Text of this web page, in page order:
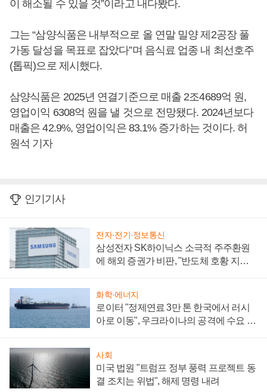
이 해소될 수 있을 것”이라고 내다봤다.
그는 “삼양식품은 내부적으로 올 연말 밀양 제2공장 풀
가동 달성을 목표로 잡았다”며 음식료 업종 내 최선호주
(톱픽)으로 제시했다.
삼양식품은 2025년 연결기준으로 매출 2조4689억 원,
영업이익 6308억 원을 낼 것으로 전망됐다. 2024년보다
매출은 42.9%, 영업이익은 83.1% 증가하는 것이다. 허
원석 기자
인기기사
전자·전기·정보통신
삼성전자 SK하이닉스 소극적 주주환원
에 해외 증권가 비판, "반도체 호황 지속
화학·에너지
로이터 "정제연료 3만 톤 한국에서 러시
아로 이동", 우크라이나의 공격에 수요 늘
사회
미국 법원 "트럼프 정부 풍력 프로젝트 동
결 조치는 위법", 해제 명령 내려